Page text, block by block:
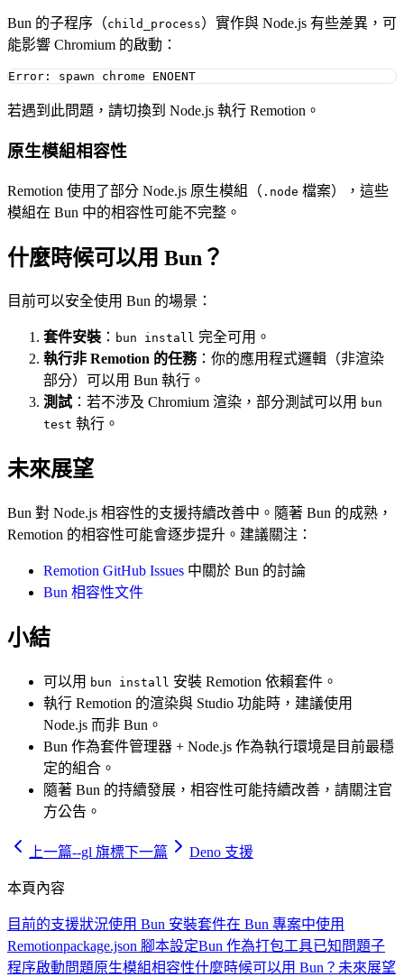
Bun 的子程序（child_process）實作與 Node.js 有些差異，可
能影響 Chromium 的啟動：
若遇到此問題，請切換到 Node.js 執行 Remotion。
原生模組相容性
Remotion 使用了部分 Node.js 原生模組（ .node 檔案），這些
模組在 Bun 中的相容性可能不完整。
什麼時候可以用 Bun？
目前可以安全使用 Bun 的場景：
套件安裝 ： bun install 完全可用。
執行非 Remotion 的任務：你的應用程式邏輯（非渲染
部分）可以用 Bun 執行。
測試：若不涉及 Chromium 渲染，部分測試可以用 bun
test 執行。
未來展望
Bun 對 Node.js 相容性的支援持續改善中。隨著 Bun 的成熟，
Remotion 的相容性可能會逐步提升。建議關注：
Remotion GitHub Issues 中關於 Bun 的討論
Bun 相容性文件
小結
可以用 bun install 安裝 Remotion 依賴套件。
執行 Remotion 的渲染與 Studio 功能時，建議使用
Node.js 而非 Bun。
Bun 作為套件管理器 + Node.js 作為執行環境是目前最穩
定的組合。
隨著 Bun 的持續發展，相容性可能持續改善，請關注官
方公告。
上一篇--gl 旗標下一篇 Deno 支援
本頁內容
目前的支援狀況使用 Bun 安裝套件在 Bun 專案中使用
Remotionpackage.json 腳本設定Bun 作為打包工具已知問題子
程序啟動問題原生模組相容性什麼時候可以用 Bun？ 未來展望